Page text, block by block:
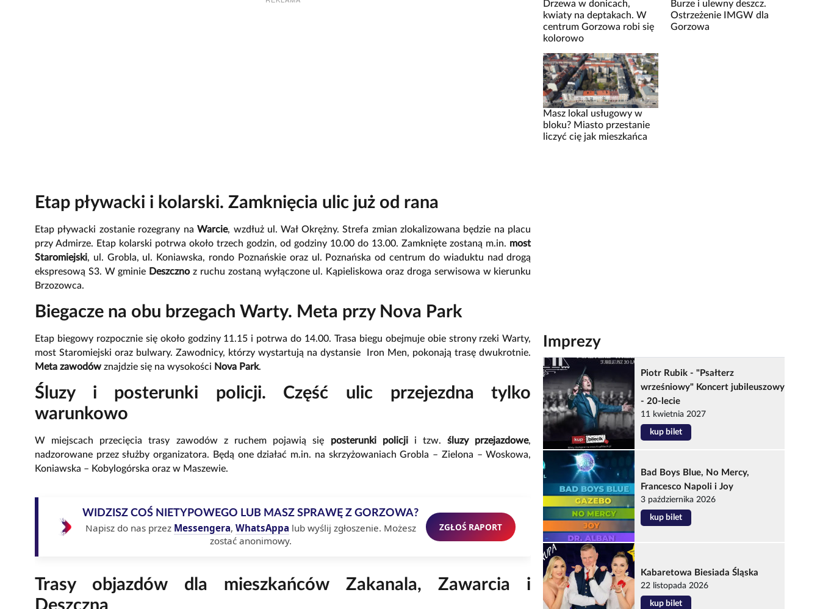
Etap pływacki i kolarski. Zamknięcia ulic już od rana
Etap pływacki zostanie rozegrany naWarcie, wzdłuż ul. Wał Okrężny. Strefa zmian zlokalizowana będzie na placu
przy Admirze. Etap kolarski potrwa około trzech godzin, od godziny 10.00 do 13.00. Zamknięte zostaną m.in. most
Staromiejski, ul. Grobla, ul. Koniawska, rondo Poznańskie oraz ul. Poznańska od centrum do wiaduktu nad drogą
ekspresową S3. W gminie Deszcznoz ruchu zostaną wyłączone ul. Kąpieliskowa oraz droga serwisowa w kierunku
Brzozowca.
Biegacze na obu brzegach Warty. Meta przy Nova Park
Etap biegowy rozpocznie się około godziny 11.15 i potrwa do 14.00. Trasa biegu obejmuje obie strony rzeki Warty,
most Staromiejski oraz bulwary. Zawodnicy, którzy wystartują na dystansie Iron Men, pokonają trasę dwukrotnie.
Meta zawodów znajdzie się na wysokości Nova Park.
Śluzy i posterunki policji. Część ulic przejezdna tylko
warunkowo
W miejscach przecięcia trasy zawodów z ruchem pojawią się posterunki policjii tzw.śluzy przejazdowe,
nadzorowane przez służby organizatora. Będą one działać m.in. na skrzyżowaniach Grobla – Zielona – Woskowa,
Koniawska – Kobylogórska oraz w Maszewie.
WIDZISZ COŚ NIETYPOWEGO LUB MASZ SPRAWĘ Z GORZOWA?
Napisz do nas przez Messengera, WhatsAppa lub wyślij zgłoszenie. Możesz
zostać anonimowy.
ZGŁOŚ RAPORT
Trasy objazdów dla mieszkańców Zakanala, Zawarcia i
Deszczna
Drzewa w donicach,
kwiaty na deptakach. W
centrum Gorzowa robi się
kolorowo
Burze i ulewny deszcz.
Ostrzeżenie IMGW dla
Gorzowa
Masz lokal usługowy w
bloku? Miasto przestanie
liczyć cię jak mieszkańca
Imprezy
Piotr Rubik - "Psałterz
wrześniowy" Koncert jubileuszowy
- 20-lecie
11 kwietnia 2027
kup bilet
Bad Boys Blue, No Mercy,
Francesco Napoli i Joy
3 października 2026
kup bilet
Kabaretowa Biesiada Śląska
22 listopada 2026
kup bilet